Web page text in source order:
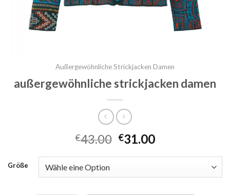
Außergewöhnliche Strickjacken Damen
außergewöhnliche strickjacken damen
€43.00 €31.00
Größe